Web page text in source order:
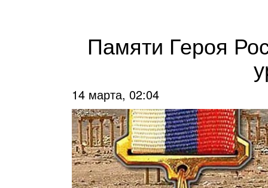
Памяти Героя
14 марта, 02:04